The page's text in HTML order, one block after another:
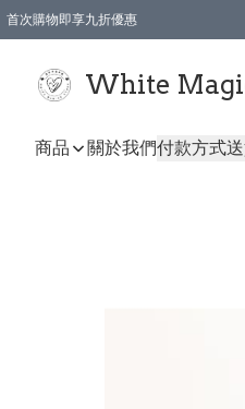
首次購物即享九折優惠
White
商品 關於我們付款方式